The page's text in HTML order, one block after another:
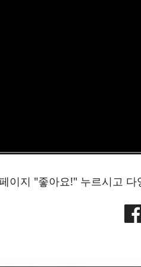
이지 "좋아요!" 누르시고